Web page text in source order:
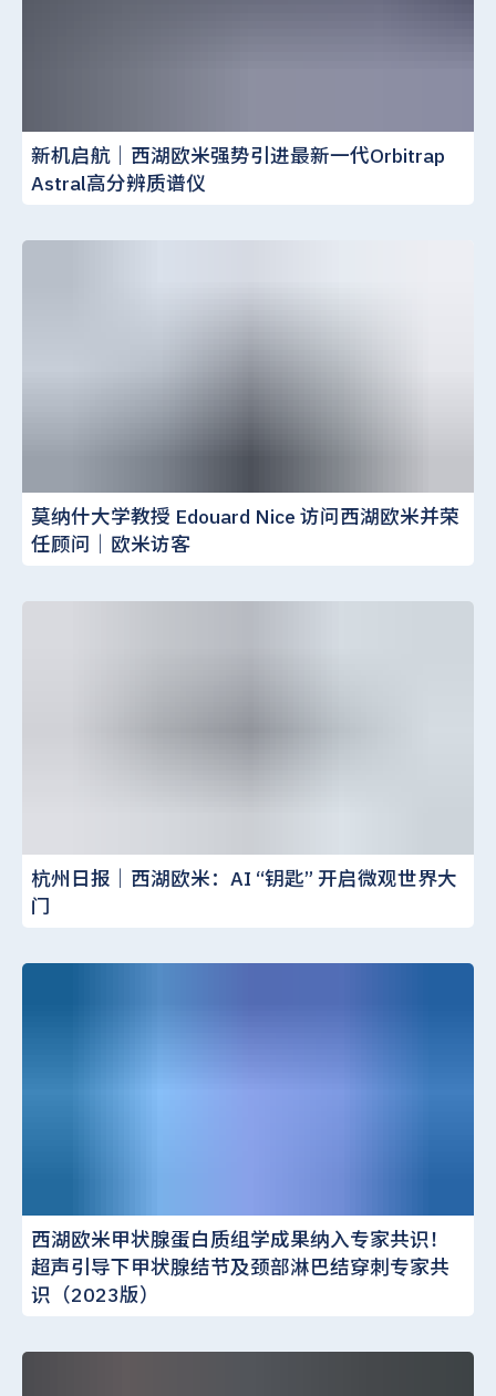
新机启航｜西湖欧米强势引进最新一代Orbitrap
Astral高分辨质谱仪
莫纳什大学教授 Edouard Nice 访问西湖欧米并荣
任顾问｜欧米访客
杭州日报｜西湖欧米：AI “钥匙” 开启微观世界大
门
西湖欧米甲状腺蛋白质组学成果纳入专家共识！
超声引导下甲状腺结节及颈部淋巴结穿刺专家共
识（2023版）